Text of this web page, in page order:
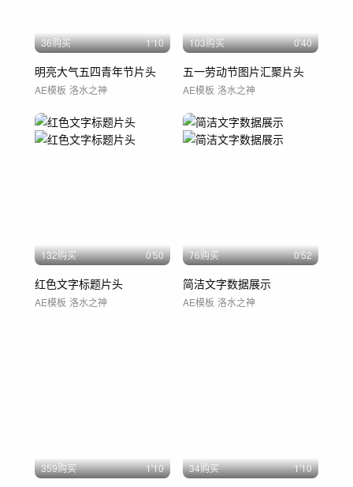
36购买 1'10
明亮大气五四青年节片头
AE模板 洛水之神
103购买 0'40
五一劳动节图片汇聚片头
AE模板 洛水之神
132购买 0'50
红色文字标题片头
AE模板 洛水之神
76购买 0'52
简洁文字数据展示
AE模板 洛水之神
359购买 1'10 34购买 1'10